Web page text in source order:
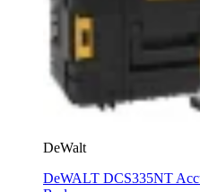
DeWalt
DeWALT DCS335NT